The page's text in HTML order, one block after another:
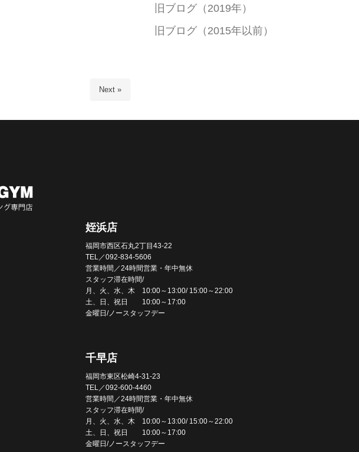
Next »
旧ブログ（2019年）
旧ブログ（2015年以前）
姪浜店
福岡市西区石丸2丁目43-22
TEL／092-834-5606
営業時間／24時間営業・年中無休
スタッフ滞在時間/
月、火、水、木 10:00～13:00/ 15:00～22:00
土、日、祝日 10:00～17:00
金曜日/ノースタッフデー
千早店
福岡市東区松崎4-31-23
TEL／092-600-4460
営業時間／24時間営業・年中無休
スタッフ滞在時間/
月、火、水、木 10:00～13:00/ 15:00～22:00
土、日、祝日 10:00～17:00
金曜日/ノースタッフデー